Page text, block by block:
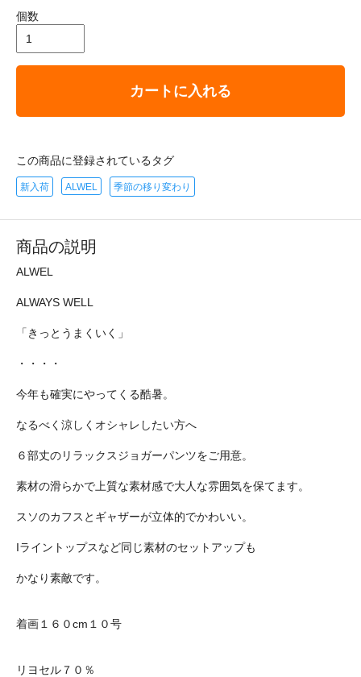
個数
カートに入れる
この商品に登録されているタグ
新入荷 ALWEL 季節の移り変わり
商品の説明
ALWEL
ALWAYS WELL
「きっとうまくいく」
・・・・
今年も確実にやってくる酷暑。
なるべく涼しくオシャレしたい方へ
６部丈のリラックスジョガーパンツをご用意。
素材の滑らかで上質な素材感で大人な雰囲気を保てます。
スソのカフスとギャザーが立体的でかわいい。
Iライントップスなど同じ素材のセットアップも
かなり素敵です。
着画１６０cm１０号
リヨセル７０％